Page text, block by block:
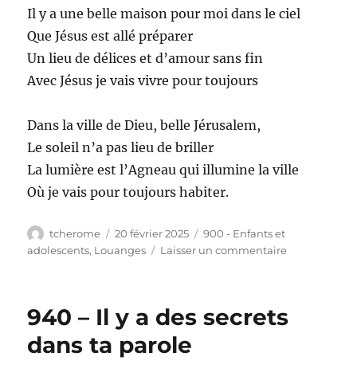
Il y a une belle maison pour moi dans le ciel
Que Jésus est allé préparer
Un lieu de délices et d’amour sans fin
Avec Jésus je vais vivre pour toujours
Dans la ville de Dieu, belle Jérusalem,
Le soleil n’a pas lieu de briller
La lumière est l’Agneau qui illumine la ville
Où je vais pour toujours habiter.
Auteur
tcherome
Publié
le
20 février 2025 Catégories
900 - Enfants et
adolescents, Louanges Laisser un commentairesur
y
940 – Il y a des secrets
dans ta parole